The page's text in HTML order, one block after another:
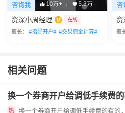
咨询我 10万+ | 5.3万
资深小周经理 在线
擅长： #指导开户# #交易佣金计算#
咨
资
擅
相关问题
换一个券商开户给调低手续费